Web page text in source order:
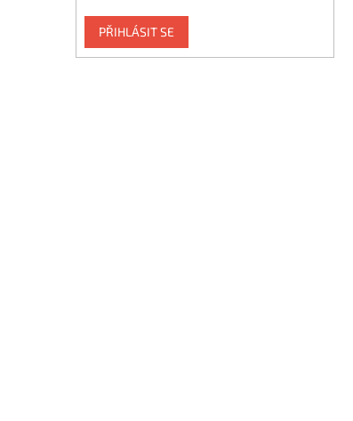
PŘIHLÁSIT SE